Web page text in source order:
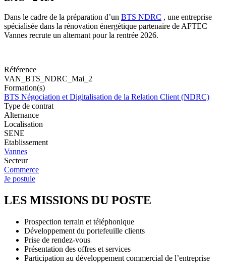
Dans le cadre de la préparation d’un BTS NDRC , une entreprise
spécialisée dans la rénovation énergétique partenaire de AFTEC
Vannes recrute un alternant pour la rentrée 2026.
Référence
VAN_BTS_NDRC_Mai_2
Formation(s)
BTS Négociation et Digitalisation de la Relation Client (NDRC)
Type de contrat
Alternance
Localisation
SENE
Etablissement
Vannes
Secteur
Commerce
Je postule
LES MISSIONS DU POSTE
Prospection terrain et téléphonique
Développement du portefeuille clients
Prise de rendez-vous
Présentation des offres et services
Participation au développement commercial de l’entreprise